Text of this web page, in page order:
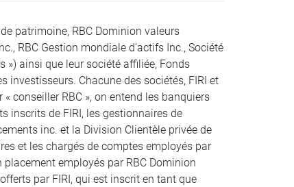
patrimoine, RBC Dominion valeurs
RBC Gestion mondiale d’actifs Inc., Société
») ainsi que leur société affiliée, Fonds
investisseurs. Chacune des sociétés, FIRI et
conseiller RBC », on entend les banquiers
inscrits de FIRI, les gestionnaires de
inc. et la Division Clientèle privée de
et les chargés de comptes employés par
employés par RBC Dominion
par FIRI, qui est inscrit en tant que